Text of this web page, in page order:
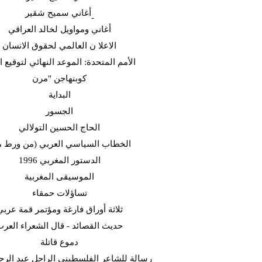
أغاني ومواويل لخالد العراقي
الاعلا ن العالمي لحقوق الانسان
الأمم المتحدة: الموعد النهائي لتوقيع
كوبنهاجن "مرن
البداية
الجسور
الحاج الحسين التولالي
(الخطاب السياسي العربي (من ورط
الدستور المغربي 1996
الموسيقى المغربية
تساؤلات حمقاء
ثلاثة أوراق فارغة ومؤتمر قمة
حديث القصائد - قال الشعراء
دموع قاتلة
رسالة للشاعر الفلسطيني الراحل عبد